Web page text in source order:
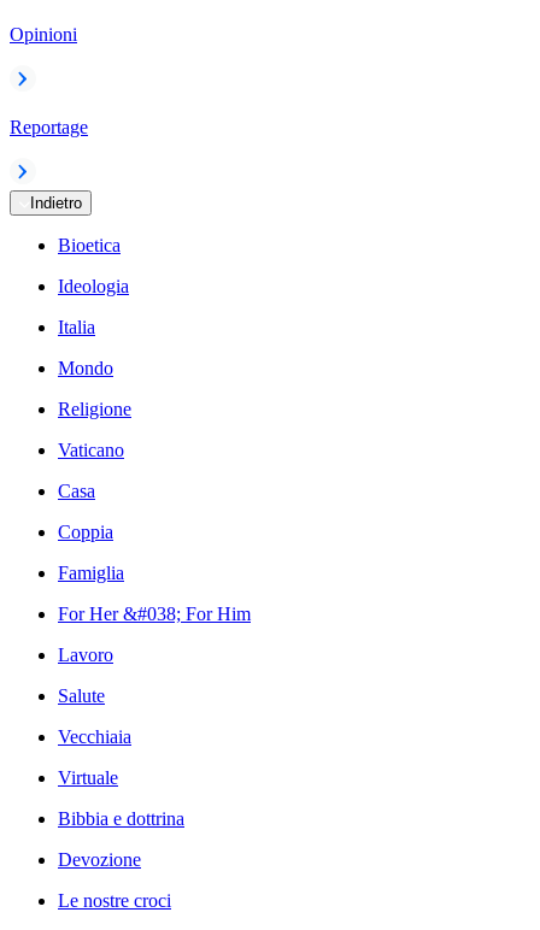
Opinioni
Reportage
Indietro
Bioetica
Ideologia
Italia
Mondo
Religione
Vaticano
Casa
Coppia
Famiglia
For Her &#038; For Him
Lavoro
Salute
Vecchiaia
Virtuale
Bibbia e dottrina
Devozione
Le nostre croci